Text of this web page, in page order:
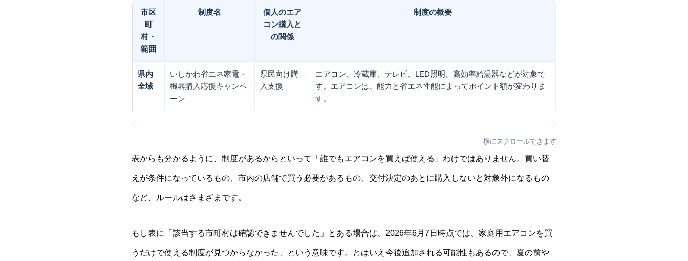
市区
町
村・
範囲
制度名
個人のエア
コン購入と
の関係
制度の概要
県内
全域
いしかわ省エネ家電・
機器購入応援キャンペ
ーン
県民向け購
入支援
エアコン、冷蔵庫、テレビ、LED照明、高効率給湯器などが対象で
す。エアコンは、能力と省エネ性能によってポイント額が変わりま
す。
横にスクロールできます
表からも分かるように、制度があるからといって「誰でもエアコンを買えば使える」わけではありません。買い替
えが条件になっているもの、市内の店舗で買う必要があるもの、交付決定のあとに購入しないと対象外になるもの
など、ルールはさまざまです。
もし表に「該当する市町村は確認できませんでした」とある場合は、2026年6月7日時点では、家庭用エアコンを買
うだけで使える制度が見つからなかった、という意味です。とはいえ今後追加される可能性もあるので、夏の前や